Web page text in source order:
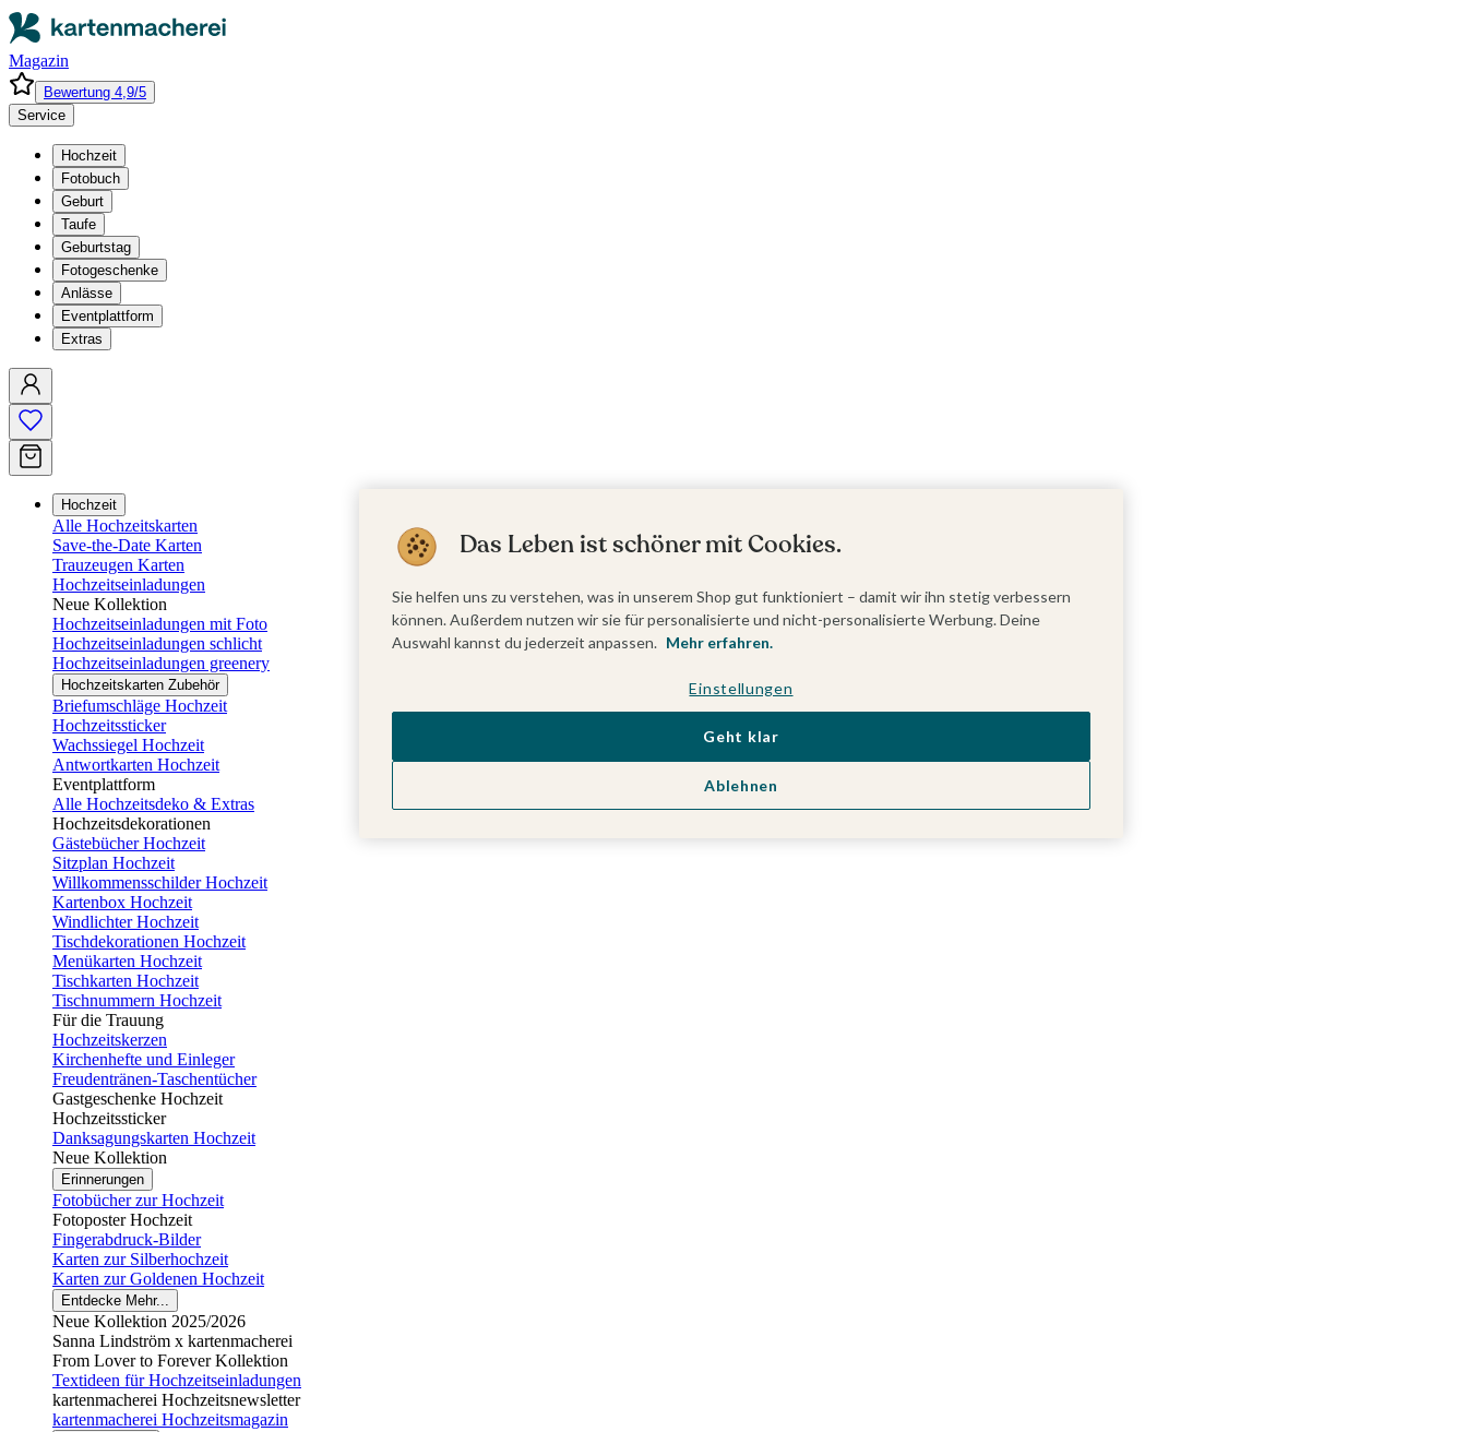
Magazin
Bewertung 4,9/5
Service
Hochzeit
Fotobuch
Geburt
Taufe
Geburtstag
Fotogeschenke
Anlässe
Eventplattform
Extras
Hochzeit
Alle Hochzeitskarten
Save-the-Date Karten
Trauzeugen Karten
Hochzeitseinladungen
Neue Kollektion
Hochzeitseinladungen mit Foto
Hochzeitseinladungen schlicht
Hochzeitseinladungen greenery
Hochzeitskarten Zubehör
Briefumschläge Hochzeit
Hochzeitssticker
Wachssiegel Hochzeit
Antwortkarten Hochzeit
Eventplattform
Alle Hochzeitsdeko & Extras
Hochzeitsdekorationen
Gästebücher Hochzeit
Sitzplan Hochzeit
Willkommensschilder Hochzeit
Kartenbox Hochzeit
Windlichter Hochzeit
Tischdekorationen Hochzeit
Menükarten Hochzeit
Tischkarten Hochzeit
Tischnummern Hochzeit
Für die Trauung
Hochzeitskerzen
Kirchenhefte und Einleger
Freudentränen-Taschentücher
Gastgeschenke Hochzeit
Hochzeitssticker
Danksagungskarten Hochzeit
Neue Kollektion
Erinnerungen
Fotobücher zur Hochzeit
Fotoposter Hochzeit
Fingerabdruck-Bilder
Karten zur Silberhochzeit
Karten zur Goldenen Hochzeit
Entdecke Mehr...
Neue Kollektion 2025/2026
Sanna Lindström x kartenmacherei
From Lover to Forever Kollektion
Textideen für Hochzeitseinladungen
kartenmacherei Hochzeitsnewsletter
kartenmacherei Hochzeitsmagazin
Das Leben ist schöner mit Cookies.
Sie helfen uns zu verstehen, was in unserem Shop gut funktioniert – damit wir ihn stetig verbessern
können. Außerdem nutzen wir sie für personalisierte und nicht-personalisierte Werbung. Deine
Auswahl kannst du jederzeit anpassen. Mehr erfahren.
Einstellungen
Ablehnen
Geht klar